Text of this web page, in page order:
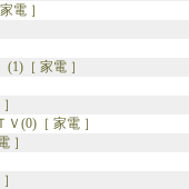
電 ］
［ 家電 ］
(0)［ 家電 ］
］